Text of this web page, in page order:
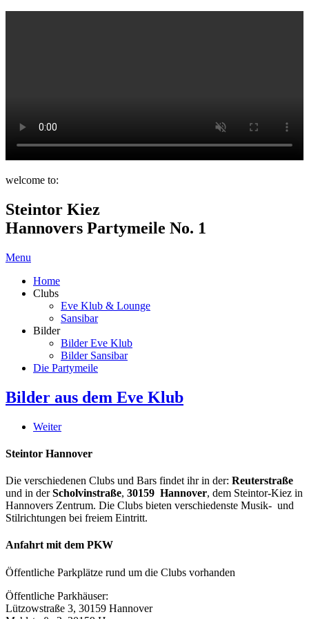
welcome to:
Steintor Kiez
Hannovers Partymeile No. 1
Menu
Home
Clubs
Eve Klub & Lounge
Sansibar
Bilder
Bilder Eve Klub
Bilder Sansibar
Die Partymeile
Bilder aus dem Eve Klub
Weiter
Steintor Hannover
Die verschiedenen Clubs und Bars findet ihr in der: Reuterstraße
und in derScholvinstraße, 30159 Hannover, dem Steintor-Kiez in
Hannovers Zentrum. Die Clubs bieten verschiedenste Musik- und
Stilrichtungen bei freiem Eintritt.
Anfahrt mit dem PKW
Öffentliche Parkplätze rund um die Clubs vorhanden
Öffentliche Parkhäuser:
Lützowstraße 3, 30159 Hannover